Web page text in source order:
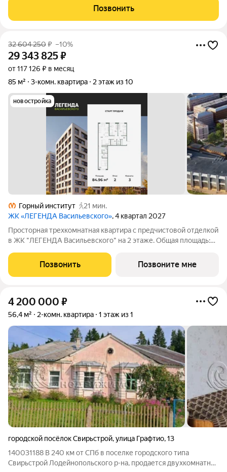
архитектором Логином Шретером, продолжателем
знаменитой династии Бенуа. В 2023 году была
Позвонить
32 604 250₽ –10%
29 343 825₽
от 117 126 ₽ в месяц
85 м²
3-комн. квартира 2 этаж из 10
новостройка
Горный институт
21 мин.
ЖК «ЛЕГЕНДА Васильевского», 4 квартал 2027
Просторная трехкомнатная квартира с предчистовой отделкой
в ЖК "ЛЕГЕНДА Васильевского" на 2 этаже. Общая площадь:
столовой: 25.8 кв.м. Квартира - распашонка, без проходных
комнат, окна выходят
Позвонить Позвоните мне
4 200 000 ₽
56,4 м² 2-комн. квартира 1 этаж из 1
городской посёлок Свирьстрой,улица Графтио,13
140031188 В 240 км от СПб в поселке городского типа
Свирьстрой Лодейнопольского р-на, продается двухкомнатная